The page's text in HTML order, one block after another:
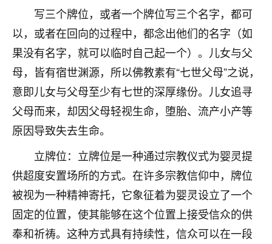
写三个牌位，或者一个牌位写三个名字，都可
以，或者在回向的过程中，都念出他们的名字（如
果没有名字，就可以临时自己起一个）。儿女与父
母，皆有宿世渊源，所以佛教素有“七世父母”之说，
意即儿女与父母至少有七世的深厚缘份。儿女追寻
父母而来，却因父母轻视生命，堕胎、流产小产等
原因导致失去生命。
立牌位：立牌位是一种通过宗教仪式为婴灵提
供超度安置场所的方式。在许多宗教信仰中，牌位
被视为一种精神寄托，它象征着为婴灵设立了一个
固定的位置，使其能够在这个位置上接受信众的供
奉和祈祷。这种方式具有持续性，信众可以在一段
址、风水、还有开业日子，哪哪都看了，虽然
大环境不好，但是我家生意还可以，前几天又
刚找老师做了补财库，希望财运更好一点！
2小时前 来自海南 18
梦醒时分
我女儿高二叛逆，大半年不上学，一说她就要死要活
的，把我们两口子愁的不行，朋友给我推荐的慧来老
师，一开始我是病急乱投医，这半年来，法事一个个
做完，我女儿跟变了个人一样，不期望她能考多好的
大学，只要能安安稳稳的把书读了，身体心理都健健
康康的我就很知足了！
鹿森：可怜天下父母心啊！
3小时前 来自河北 16